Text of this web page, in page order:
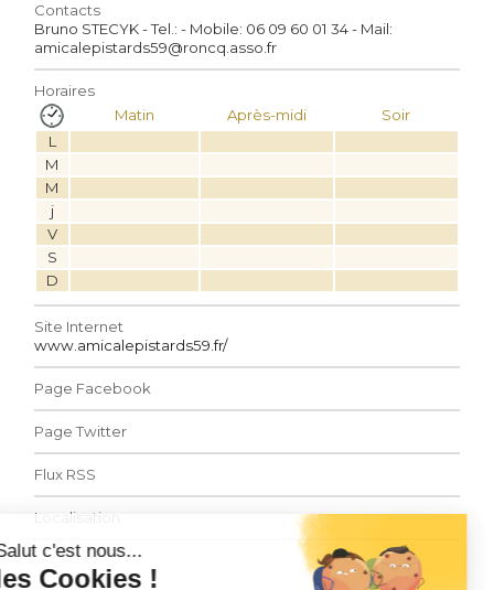
Contacts
Bruno STECYK - Tel.: - Mobile: 06 09 60 01 34 - Mail:
amicalepistards59@roncq.asso.fr
Horaires
Matin
Après-midi
Soir
L
M
M
j
V
S
D
Site Internet
www.amicalepistards59.fr/
Page Facebook
Page Twitter
Flux RSS
Localisation